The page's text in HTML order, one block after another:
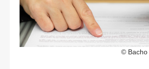
© Bacho